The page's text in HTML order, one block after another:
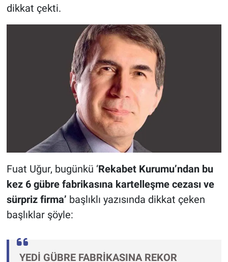
dikkat çekti.
Fuat Uğur, bugünkü ‘Rekabet Kurumu’ndan bu
kez 6 gübre fabrikasına kartelleşme cezası ve
sürpriz firma’ başlıklı yazısında dikkat çeken
başlıklar şöyle:
YEDİ GÜBRE FABRİKASINA REKOR